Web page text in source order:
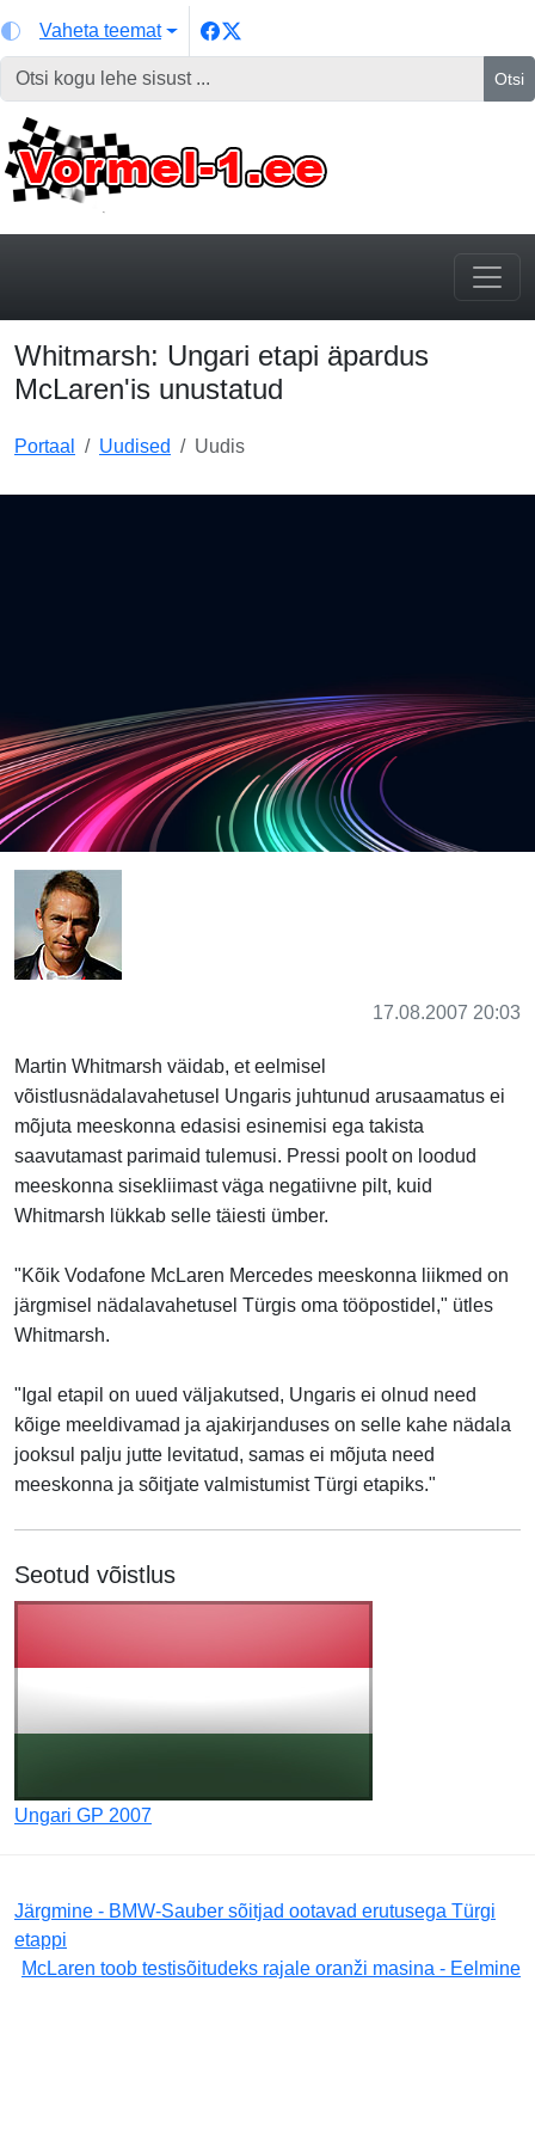
Vaheta teemat
Otsi
Whitmarsh: Ungari etapi äpardus
McLaren'is unustatud
Portaal Uudised Uudis
17.08.2007 20:03
Martin Whitmarsh väidab, et eelmisel
võistlusnädalavahetusel Ungaris juhtunud arusaamatus ei
mõjuta meeskonna edasisi esinemisi ega takista
saavutamast parimaid tulemusi. Pressi poolt on loodud
meeskonna sisekliimast väga negatiivne pilt, kuid
Whitmarsh lükkab selle täiesti ümber.
"Kõik Vodafone McLaren Mercedes meeskonna liikmed on
järgmisel nädalavahetusel Türgis oma tööpostidel," ütles
Whitmarsh.
"Igal etapil on uued väljakutsed, Ungaris ei olnud need
kõige meeldivamad ja ajakirjanduses on selle kahe nädala
jooksul palju jutte levitatud, samas ei mõjuta need
meeskonna ja sõitjate valmistumist Türgi etapiks."
Seotud võistlus
Ungari GP 2007
Järgmine - BMW-Sauber sõitjad ootavad erutusega Türgi
etappi
McLaren toob testisõitudeks rajale oranži masina - Eelmine